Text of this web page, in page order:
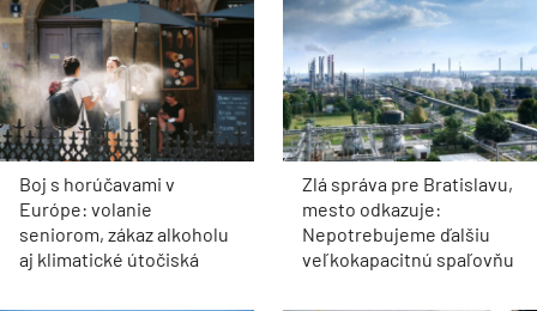
Boj s horúčavami v
Európe: volanie
seniorom, zákaz alkoholu
aj klimatické útočiská
Zlá správa pre Bratislavu,
mesto odkazuje:
Nepotrebujeme ďalšiu
veľkokapacitnú spaľovňu